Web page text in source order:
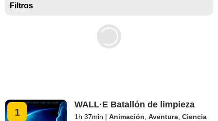
Filtros
1
WALL·E Batallón de limpieza
1h 37min | Animación ,Aventura ,Ciencia